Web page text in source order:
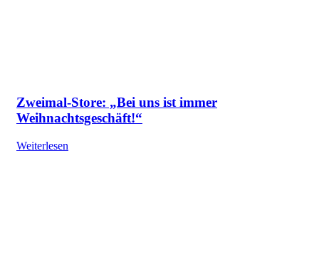
Zweimal-Store: „Bei uns ist immer
Weihnachtsgeschäft!“
Weiterlesen